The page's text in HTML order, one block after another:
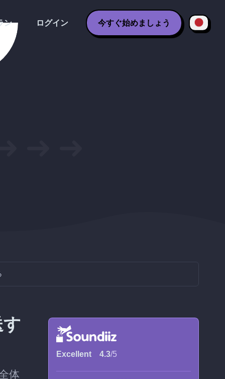
ン ログイン 今すぐ始めましょう
体
Excellent 4.3/5